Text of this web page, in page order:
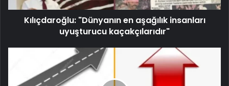
Kılıçdaroğlu: "Dünyanın en aşağılık insanları
uyuşturucu kaçakçılarıdır"